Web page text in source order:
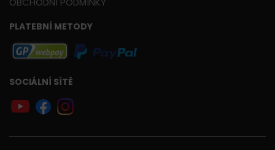
PLATEBNÍ METODY
SOCIÁLNÍ SÍTĚ